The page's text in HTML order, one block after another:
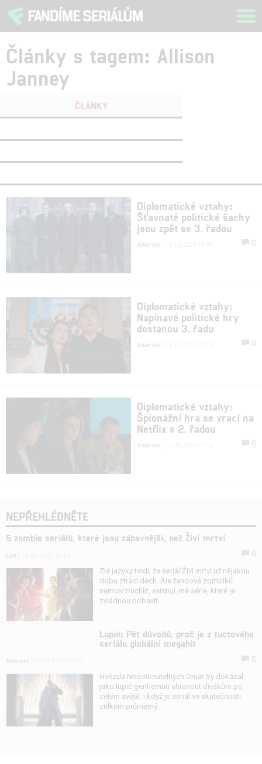
Články s tagem: Allison
Janney
ČLÁNKY
Diplomatické vztahy:
Šťavnaté politické šachy
jsou zpět se 3. řadou
Anarvin 0
Diplomatické vztahy:
Napínavé politické hry
dostanou 3. řadu
Anarvin 0
Diplomatické vztahy:
Špionážní hra se vrací na
Netflix s 2. řadou
Anarvin 0
NEPŘEHLÉDNĚTE
5 zombie seriálů, které jsou zábavnější, než Živí mrtví
Zlé jazyky tvrdí, že seriál Živí mrtví už nějakou
dobu ztrácí dech. Ale fandové zombíků
nemusí truchlit, existují jiné série, které je
zvládnou pobavit.
Lupin: Pět důvodů, proč je z tuctového
seriálu globální megahit
Hvězda Nedotknutelných Omar Sy dokázal
jako lupič gentleman uhranout divákům po
celém světě, i když je seriál ve skutečnosti
celkem průměrný.